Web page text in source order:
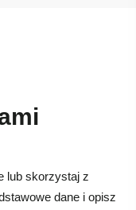
lub skorzystaj z
dane i opisz